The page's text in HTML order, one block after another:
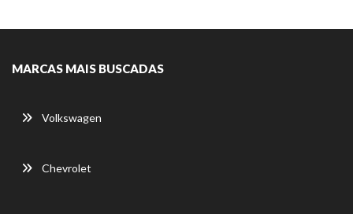
MARCAS MAIS BUSCADAS
Volkswagen
Chevrolet